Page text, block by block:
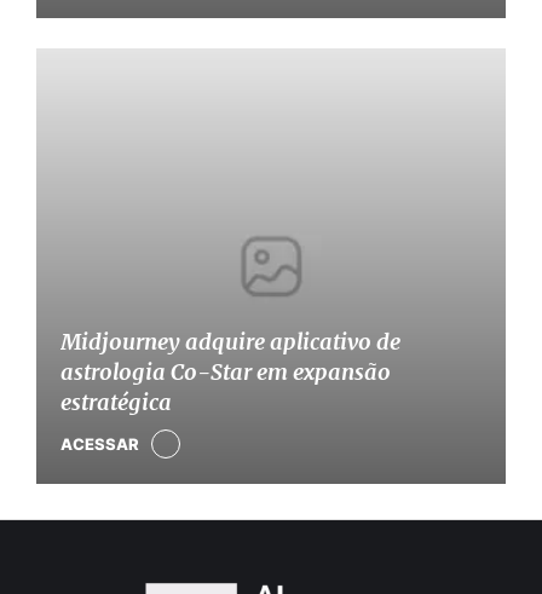
Midjourney adquire aplicativo de
astrologia Co-Star em expansão
estratégica
ACESSAR